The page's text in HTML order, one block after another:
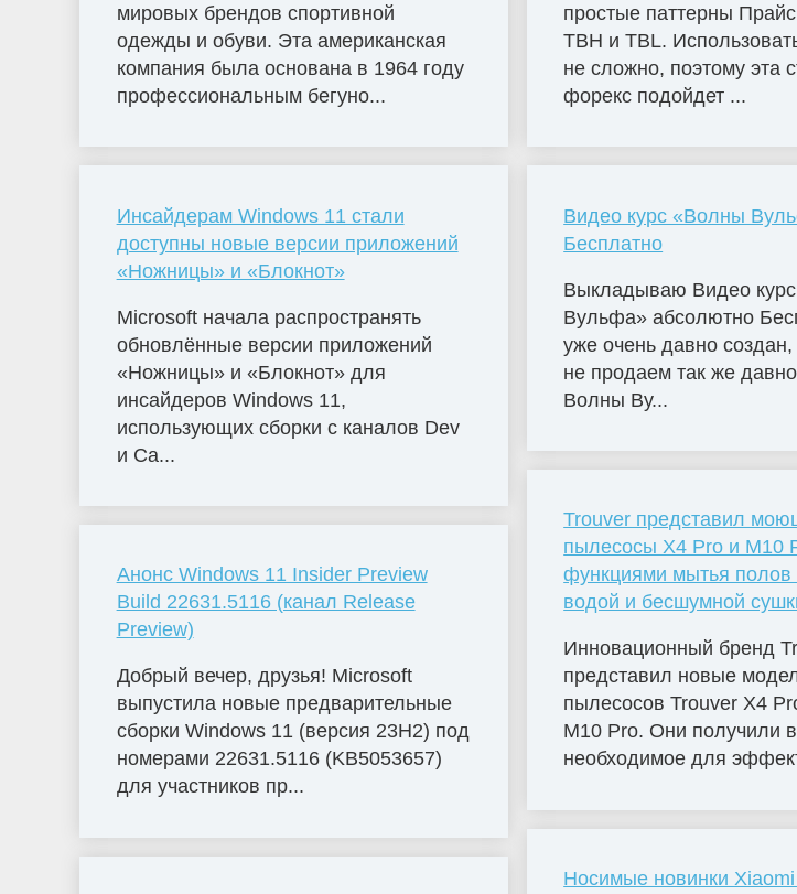
мировых брендов спортивной
одежды и обуви. Эта американская
компания была основана в 1964 году
профессиональным бегуно...
Инсайдерам Windows 11 стали
доступны новые версии приложений
«Ножницы» и «Блокнот»
Microsoft начала распространять
обновлённые версии приложений
«Ножницы» и «Блокнот» для
инсайдеров Windows 11,
использующих сборки с каналов Dev
и Ca...
Анонс Windows 11 Insider Preview
Build 22631.5116 (канал Release
Preview)
Добрый вечер, друзья! Microsoft
выпустила новые предварительные
сборки Windows 11 (версия 23H2) под
номерами 22631.5116 (KB5053657)
для участников пр...
простые паттерны
TBH и TBL.
не сложно, поэтому эта
форекс подойдет ...
Видео курс «Волны
Бесплатно
Выкладываю Видео
Вульфа» абсолютно
уже очень давно
не продаем так же
Волны Ву...
Trouver представил
пылесосы X4 Pro и M10
функциями мытья полов
водой и бесшумной
Инновационный бренд
представил новые
пылесосов Trouver X4
M10 Pro. Они получили
необходимое для
Носимые новинки